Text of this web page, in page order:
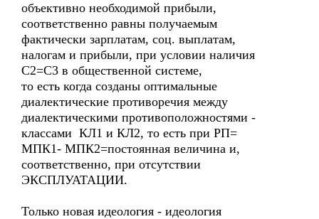
объективно необходимой прибыли,
соответственно равны получаемым
фактически зарплатам, соц. выплатам,
налогам и прибыли, при условии наличия
С2=С3 в общественной системе,
то есть когда созданы оптимальные
диалектические противоречия между
диалектическими противоположностями -
классами КЛ1 и КЛ2, то есть при РП=
МПК1- МПК2=постоянная величина и,
соответственно, при отсутствии
ЭКСПЛУАТАЦИИ.
Только новая идеология - идеология